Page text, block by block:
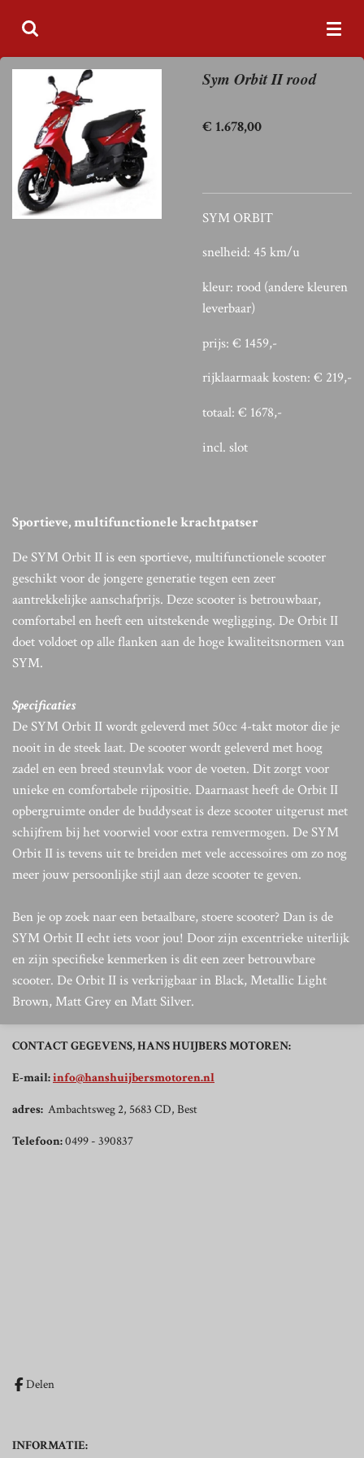
Ga
direct
naar
hoofdinhoud
Sym Orbit II rood
€ 1.678,00
SYM ORBIT
snelheid: 45 km/u
kleur: rood (andere kleuren
leverbaar)
prijs: € 1459,-
rijklaarmaak kosten: € 219,-
totaal: € 1678,-
incl. slot
Sportieve, multifunctionele krachtpatser
De SYM Orbit II is een sportieve, multifunctionele scooter
geschikt voor de jongere generatie tegen een zeer
aantrekkelijke aanschafprijs. Deze scooter is betrouwbaar,
comfortabel en heeft een uitstekende wegligging. De Orbit II
doet voldoet op alle flanken aan de hoge kwaliteitsnormen van
SYM.
Specificaties
De SYM Orbit II wordt geleverd met 50cc 4-takt motor die je
nooit in de steek laat. De scooter wordt geleverd met hoog
zadel en een breed steunvlak voor de voeten. Dit zorgt voor
unieke en comfortabele rijpositie. Daarnaast heeft de Orbit II
opbergruimte onder de buddyseat is deze scooter uitgerust met
schijfrem bij het voorwiel voor extra remvermogen. De SYM
Orbit II is tevens uit te breiden met vele accessoires om zo nog
meer jouw persoonlijke stijl aan deze scooter te geven.
Ben je op zoek naar een betaalbare, stoere scooter? Dan is de
SYM Orbit II echt iets voor jou! Door zijn excentrieke uiterlijk
en zijn specifieke kenmerken is dit een zeer betrouwbare
scooter. De Orbit II is verkrijgbaar in Black, Metallic Light
Brown, Matt Grey en Matt Silver.
CONTACT GEGEVENS, HANS HUIJBERS MOTOREN:
E-mail:info@hanshuijbersmotoren.nl
adres: Ambachtsweg 2, 5683 CD, Best
Telefoon:0499 - 390837
Delen
INFORMATIE: